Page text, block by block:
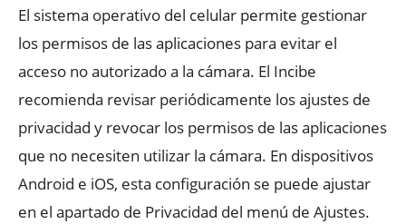
El sistema operativo del celular permite gestionar
los permisos de las aplicaciones para evitar el
acceso no autorizado a la cámara. El Incibe
recomienda revisar periódicamente los ajustes de
privacidad y revocar los permisos de las aplicaciones
que no necesiten utilizar la cámara. En dispositivos
Android e iOS, esta configuración se puede ajustar
en el apartado de Privacidad del menú de Ajustes.